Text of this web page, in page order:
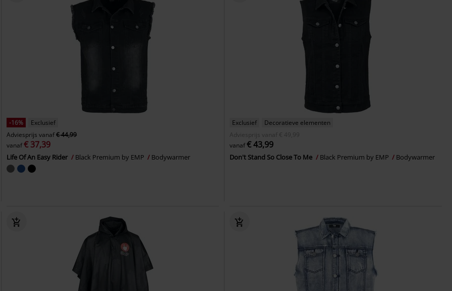
-16%
Exclusief
Adviesprijs vanaf€ 44,99
vanaf€ 37,39
Life Of An Easy Rider Black Premium by EMP Bodywarmer
Exclusief
Decoratieve elementen
Adviesprijs
vanaf € 49,99
vanaf€ 43,99
Don't Stand So Close To Me Black Premium by EMP Bodywarmer